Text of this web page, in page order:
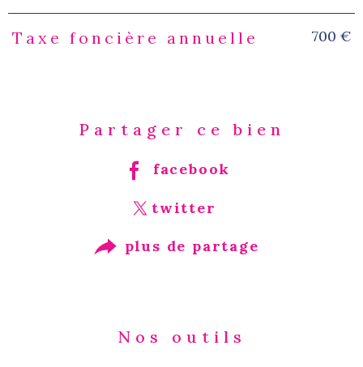
Taxe foncière annuelle 700 €
Partager ce bien
facebook
twitter
plus de partage
Nos outils